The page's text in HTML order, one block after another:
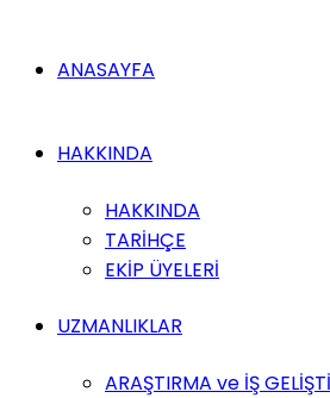
ANASAYFA
HAKKINDA
HAKKINDA
TARİHÇE
EKİP ÜYELERİ
UZMANLIKLAR
ARAŞTIRMA ve İŞ